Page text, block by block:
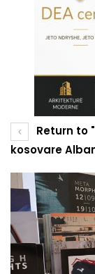
Return to
kosovare